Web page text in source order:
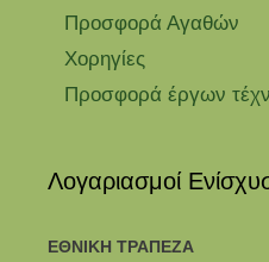
Προσφορά Αγαθών
Χορηγίες
Προσφορά έργων
Λογαριασμοί
ΕΘΝΙΚΗ ΤΡΑΠΕΖΑ